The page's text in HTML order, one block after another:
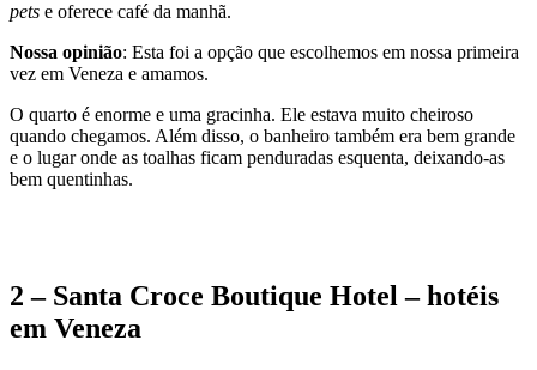
pets e oferece café da manhã.
Nossa opinião: Esta foi a opção que escolhemos em nossa primeira
vez em Veneza e amamos.
O quarto é enorme e uma gracinha. Ele estava muito cheiroso
quando chegamos. Além disso, o banheiro também era bem grande
e o lugar onde as toalhas ficam penduradas esquenta, deixando-as
bem quentinhas.
2 – Santa Croce Boutique Hotel – hotéis
em Veneza